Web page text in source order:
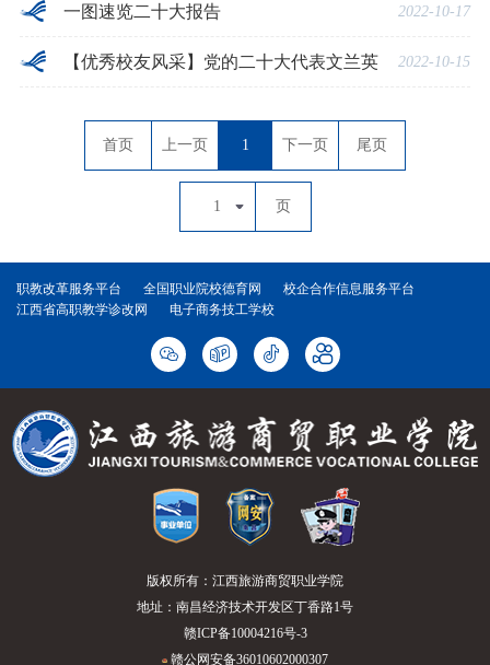
一图速览二十大报告 2022-10-17
【优秀校友风采】党的二十大代表文兰英 2022-10-15
首页 上一页 1 下一页 尾页
1 页
职教改革服务平台 全国职业院校德育网
校企合作信息服务平台
江西省高职教学诊改网
电子商务技工学校
版权所有：江西旅游商贸职业学院
地址：南昌经济技术开发区丁香路1号
赣ICP备10004216号-3
赣公网安备36010602000307